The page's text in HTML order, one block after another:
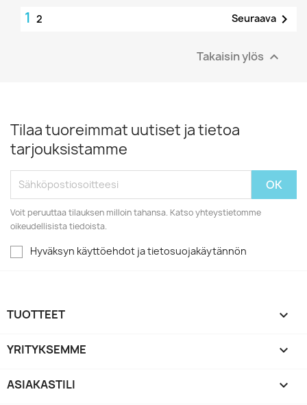
1 2 Seuraava 
Takaisin ylös 
Tilaa tuoreimmat uutiset ja tietoa
tarjouksistamme
Voit peruuttaa tilauksen milloin tahansa. Katso yhteystietomme
oikeudellisista tiedoista.
Hyväksyn käyttöehdot ja tietosuojakäytännön
TUOTTEET 
YRITYKSEMME 
ASIAKASTILI 